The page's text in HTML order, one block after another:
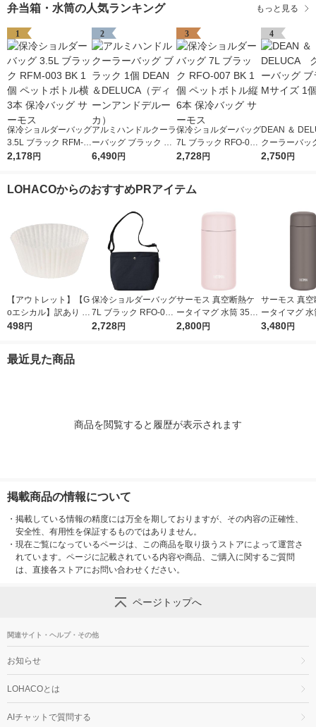
弁当箱・水筒の人気ランキング もっと見る
1
保冷ショルダーバッグ
3.5L ブラック RFM-0
03 BK 1個 ペットボト
2,178円
2
アルミハンドルクーラ
ーバッグ ブラック 1
個 DEAN＆DELUCA
6,490円
3
保冷ショルダーバッグ
7L ブラック RFO-007
BK 1個 ペットボトル
2,728円
4
DEAN ＆
クーラーバッ
ック Mサイズ
2,750円
LOHACOからのおすすめPRアイテム
【アウトレット】【G
oエシカル】訳あり シ
モジマ おかずカップ
498円
保冷ショルダーバッグ
7L ブラック RFO-007
BK 1個 ペットボトル
2,728円
サーモス 真空断熱ケ
ータイマグ 水筒 350
mL ソフトピンク JPB
2,800円
サーモス 真空
ータイマグ
mL フォギー
3,480円
最近見た商品
商品を閲覧すると履歴が表示されます
掲載商品の情報について
・ 掲載している情報の精度には万全を期しておりますが、その内容の正確性、
安全性、有用性を保証するものではありません。
・ 現在ご覧になっているページは、この商品を取り扱うストアによって運営さ
れています。ページに記載されている内容や商品、ご購入に関するご質問
は、直接各ストアにお問い合わせください。
ページトップへ
関連サイト・ヘルプ・その他
お知らせ
LOHACOとは
AIチャットで質問する